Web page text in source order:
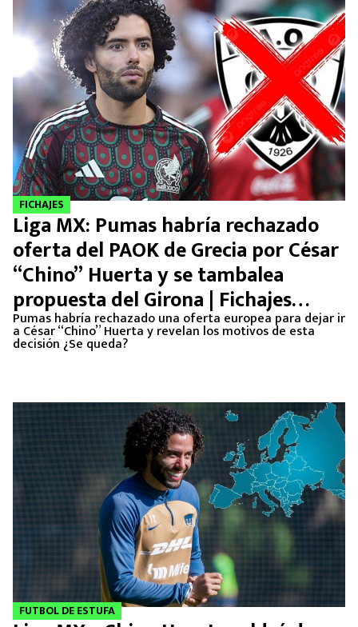
FICHAJES
Liga MX: Pumas habría rechazado
oferta del PAOK de Grecia por César
“Chino” Huerta y se tambalea
propuesta del Girona | Fichajes
Apertura 2024
Pumas habría rechazado una oferta europea para dejar ir
a César “Chino” Huerta y revelan los motivos de esta
decisión ¿Se queda?
FUTBOL DE ESTUFA